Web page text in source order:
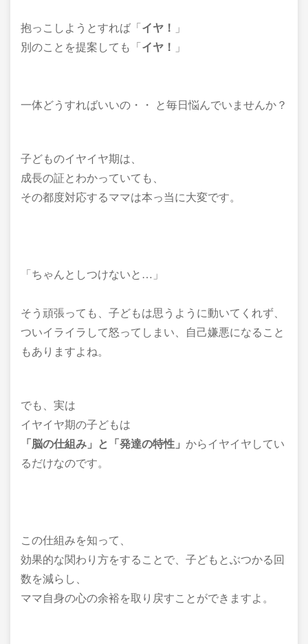
抱っこしようとすれば「 イヤ！
」
別のことを提案しても「 イヤ！ 」
一体どうすればいいの・・ と毎日悩んでいませんか？
子どものイヤイヤ期は、
成長の証とわかっていても、
その都度対応するママは本っ当に大変です。
「ちゃんとしつけないと…」
そう頑張っても、子どもは思うように動いてくれず、
ついイライラして怒ってしまい、自己嫌悪になること
もありますよね。
でも、実は
イヤイヤ期の子どもは
「脳の仕組み」と「発達の特性」 からイヤイヤしてい
るだけなのです。
この仕組みを知って、
効果的な関わり方をすることで、子どもとぶつかる回
数を減らし、
ママ自身の心の余裕を取り戻すことができますよ。